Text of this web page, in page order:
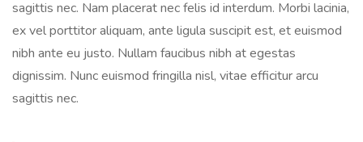
sagittis nec. Nam placerat nec felis id interdum. Morbi lacinia,
ex vel porttitor aliquam, ante ligula suscipit est, et euismod
nibh ante eu justo. Nullam faucibus nibh at egestas
dignissim. Nunc euismod fringilla nisl, vitae efficitur arcu
sagittis nec.